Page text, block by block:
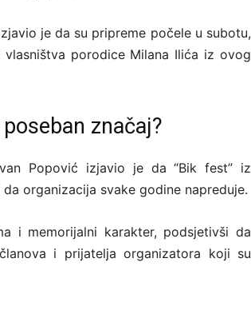
je da su pripreme počele u subotu,
porodice Milana Ilića iz ovog
značaj?
Popović izjavio je da “Bik fest” iz
organizacija svake godine napreduje.
i memorijalni karakter, podsjetivši da
i prijatelja organizatora koji su